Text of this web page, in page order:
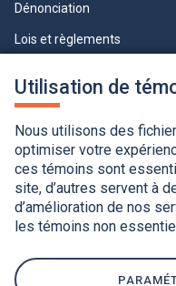
Utilisation de
Nous utilisons des
optimiser votre
ces témoins sont
site, d’autres servent à
d’amélioration de nos
les témoins non
Dénonciation
Lois et règlements
professionnelle
Accessibilité
Politique de